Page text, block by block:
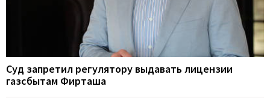
Суд запретил регулятору выдавать лицензии
газсбытам Фирташа